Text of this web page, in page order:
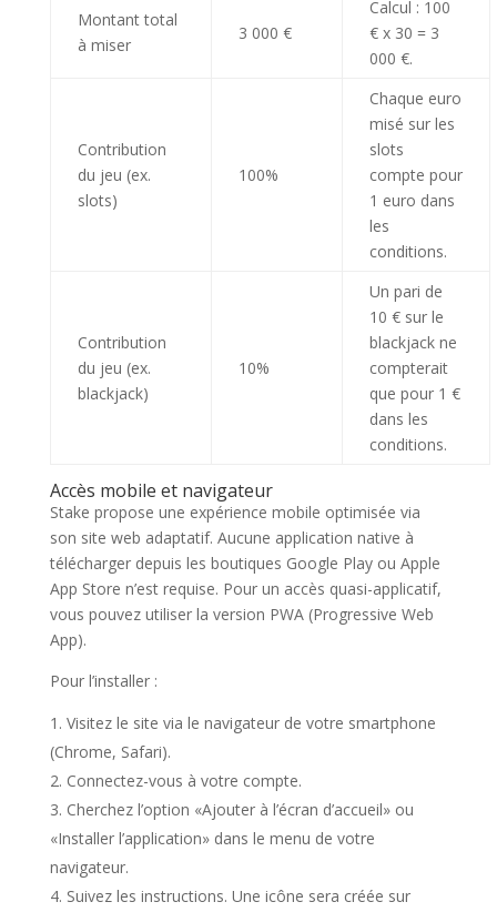
Montant total
à miser
3 000 €
Calcul : 100
€ x 30 = 3
000 €.
Contribution
du jeu (ex.
slots)
100%
Chaque euro
misé sur les
slots
compte pour
1 euro dans
les
conditions.
Contribution
du jeu (ex.
blackjack)
10%
Un pari de
10 € sur le
blackjack ne
compterait
que pour 1 €
dans les
conditions.
Accès mobile et navigateur
Stake propose une expérience mobile optimisée via
son site web adaptatif. Aucune application native à
télécharger depuis les boutiques Google Play ou Apple
App Store n’est requise. Pour un accès quasi-applicatif,
vous pouvez utiliser la version PWA (Progressive Web
App).
Pour l’installer :
Visitez le site via le navigateur de votre smartphone
(Chrome, Safari).
Connectez-vous à votre compte.
Cherchez l’option «Ajouter à l’écran d’accueil» ou
«Installer l’application» dans le menu de votre
navigateur.
Suivez les instructions. Une icône sera créée sur